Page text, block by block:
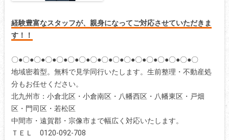
経験豊富なスタッフが、親身になってご対応させていただきま
す！！
〇●〇●〇●〇●〇●〇●〇●〇●〇●〇●〇●〇●〇●〇●〇●〇●〇
地域密着型。無料で見学同行いたします。生前整理・不動産処
分もお任せください。
北九州市：小倉北区・小倉南区・八幡西区・八幡東区・戸畑
区・門司区・若松区
中間市・遠賀郡・宗像市まで幅広く対応いたします。
ＴＥＬ 0120-092-708